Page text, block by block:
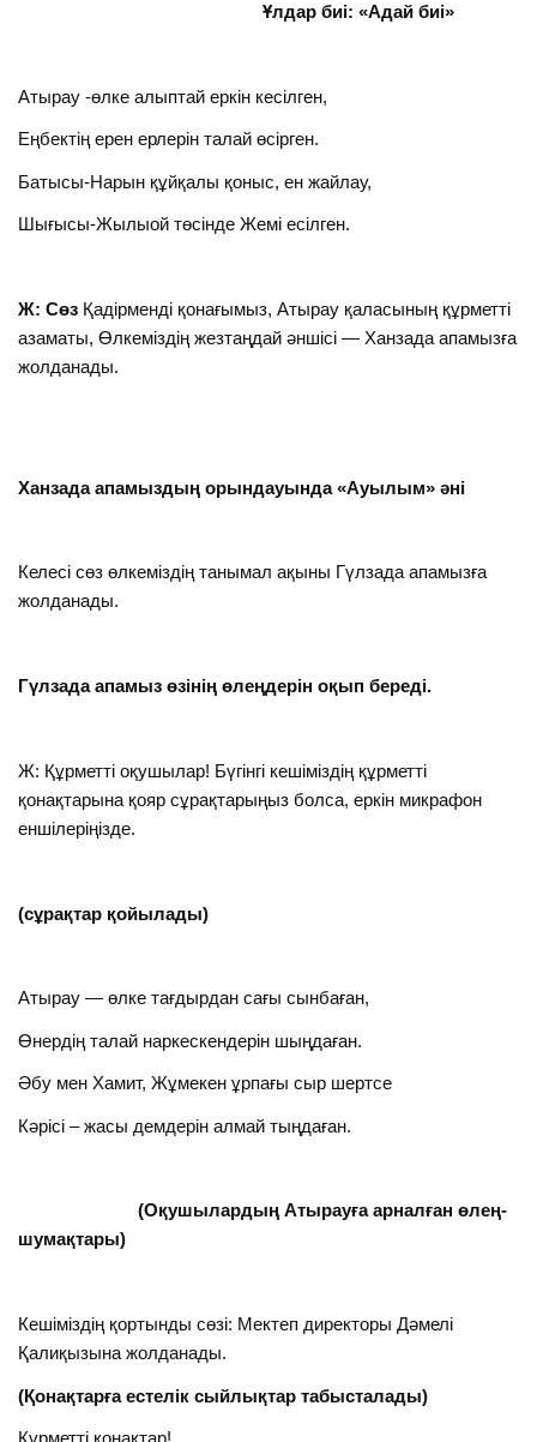
Ұлдар биі: «Адай биі»
Атырау -өлке алыптай еркін кесілген,
Еңбектің ерен ерлерін талай өсірген.
Батысы-Нарын құйқалы қоныс, ен жайлау,
Шығысы-Жылыой төсінде Жемі есілген.
Ж: Сөз Қадірменді қонағымыз, Атырау қаласының құрметті
азаматы, Өлкеміздің жезтаңдай әншісі — Ханзада апамызға
жолданады.
Ханзада апамыздың орындауында «Ауылым» әні
Келесі сөз өлкеміздің танымал ақыны Гүлзада апамызға
жолданады.
Гүлзада апамыз өзінің өлеңдерін оқып береді.
Ж: Құрметті оқушылар! Бүгінгі кешіміздің құрметті
қонақтарына қояр сұрақтарыңыз болса, еркін микрафон
еншілеріңізде.
(сұрақтар қойылады)
Атырау — өлке тағдырдан сағы сынбаған,
Өнердің талай наркескендерін шыңдаған.
Әбу мен Хамит, Жұмекен ұрпағы сыр шертсе
Кәрісі – жасы демдерін алмай тыңдаған.
(Оқушылардың Атырауға арналған өлең-
шумақтары)
Кешіміздің қортынды сөзі: Мектеп директоры Дәмелі
Қалиқызына жолданады.
(Қонақтарға естелік сыйлықтар табысталады)
Құрметті қонақтар!